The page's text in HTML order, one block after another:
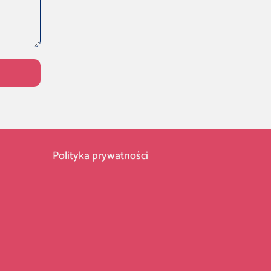
Polityka prywatności